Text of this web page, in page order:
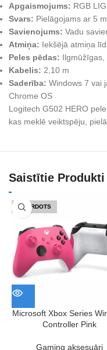
Apgaismojums: RGB
Svars: Pielāgojams ar 5
Savienojums: Vadu
Atmiņa: Iekšējā atmiņa
Peles pēdas:
Kabelis: 2,10 m
Saderība: Windows 7 vai
Chrome OS
Logitech G502 HERO
kas meklē veiktspēju,
Saistītie Produkti
IZPĀRDOTS
Microsoft Xbox Series
Controller Pink
Gaming aksesuāri